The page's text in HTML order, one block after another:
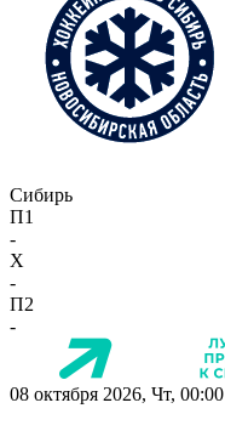
Сибирь
П1
-
X
-
П2
-
08 октября 2026, Чт, 00:00